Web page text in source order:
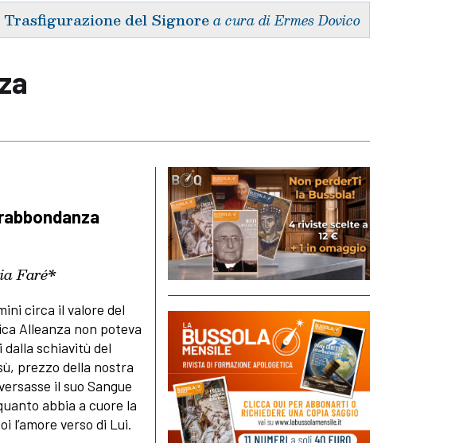
Trasfigurazione del Signorea cura di Ermes Dovico
Faré*
circa il valore del
Alleanza non poteva
schiavitù del
prezzo della nostra
il suo Sangue
abbia a cuore la
l’amore verso di Lui.